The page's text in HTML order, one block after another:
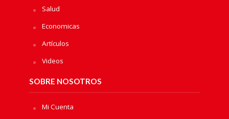
Salud
Economicas
Artículos
Videos
SOBRE NOSOTROS
Mi Cuenta